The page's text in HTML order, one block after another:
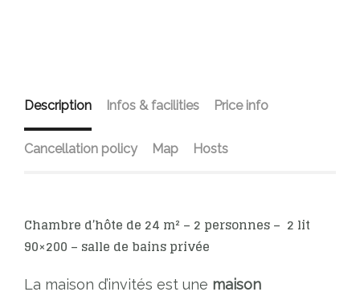
Description Infos & facilities Price info
Cancellation policy Map Hosts
Chambre d’hôte de 24 m² – 2 personnes – 2 lit
90×200 – salle de bains privée
La maison d’invités est une maison